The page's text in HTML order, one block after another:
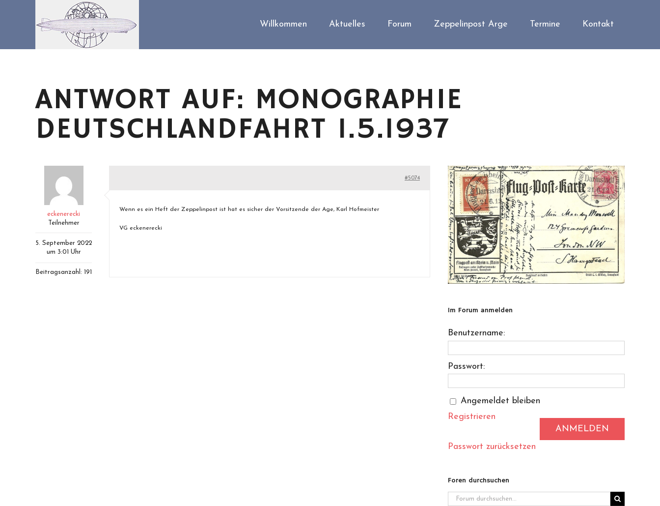
Willkommen Aktuelles Forum Zeppelinpost Arge Termine Kontakt
ANTWORT AUF: MONOGRAPHIE
DEUTSCHLANDFAHRT 1.5.1937
eckenerecki
Teilnehmer
5. September 2022
um 3:01 Uhr
Beitragsanzahl: 191
#5074
Wenn es ein Heft der Zeppelinpost ist hat es sicher der Vorsitzende der Age, Karl Hofmeister
VG eckenerecki
Im Forum anmelden
Benutzername:
Passwort:
Angemeldet bleiben
ANMELDEN
Registrieren
Passwort zurücksetzen
Foren durchsuchen